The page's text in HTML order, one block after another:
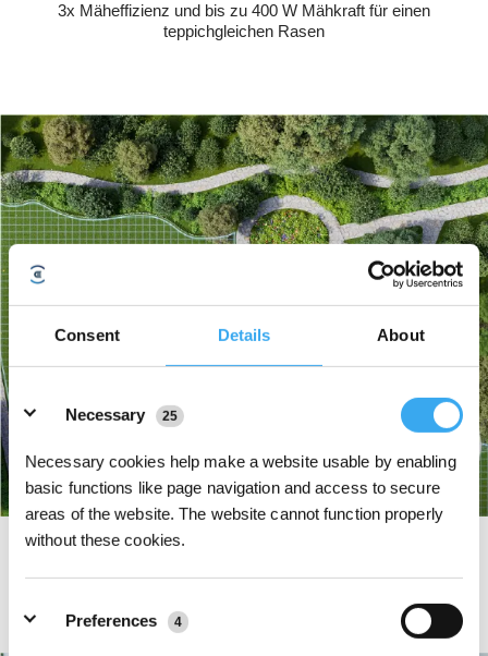
Consent Details About
Necessary
25
Necessary cookies help make a website usable by enabling
basic functions like page navigation and access to secure
areas of the website. The website cannot function properly
without these cookies.
Preferences 4
3x Mäheffizienz und bis zu 400 W Mähkraft für einen
teppichgleichen Rasen
32-V-Hochleistungsplattform mit zwei Klingenscheiben
Erzielen Sie 3-fache Mäheffizienz, bis zu 400 W Mähkraft und eine um 33 %
höhere Rotationsgeschwindigkeit, die 400 m²/h meistert – für einen Rasen so
eben wie ein Teppich. Selbst hohes, dichtes oder verwildertes Gras wird mit